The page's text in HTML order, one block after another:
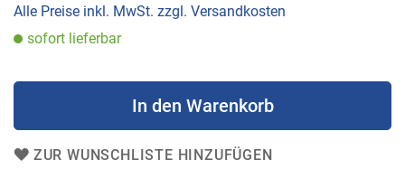
Alle Preise inkl. MwSt. zzgl. Versandkosten
sofort lieferbar
In den Warenkorb
ZUR WUNSCHLISTE HINZUFÜGEN